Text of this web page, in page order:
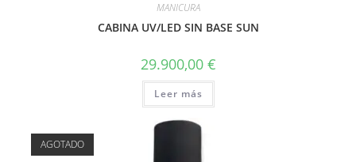
MANICURA
CABINA UV/LED SIN BASE SUN
29.900,00 €
Leer más
AGOTADO